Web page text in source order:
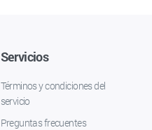
Servicios
Términos y condiciones del
servicio
Preguntas frecuentes